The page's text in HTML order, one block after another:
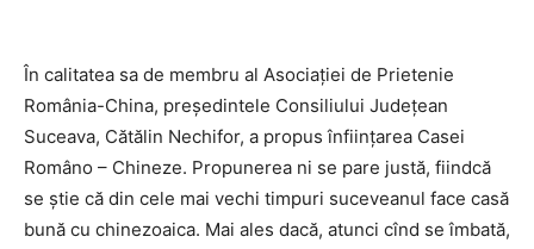
În calitatea sa de membru al Asociaţiei de Prietenie
România-China, preşedintele Consiliului Judeţean
Suceava, Cătălin Nechifor, a propus înfiinţarea Casei
Româno – Chineze. Propunerea ni se pare justă, fiindcă
se ştie că din cele mai vechi timpuri suceveanul face casă
bună cu chinezoaica. Mai ales dacă, atunci cînd se îmbată,